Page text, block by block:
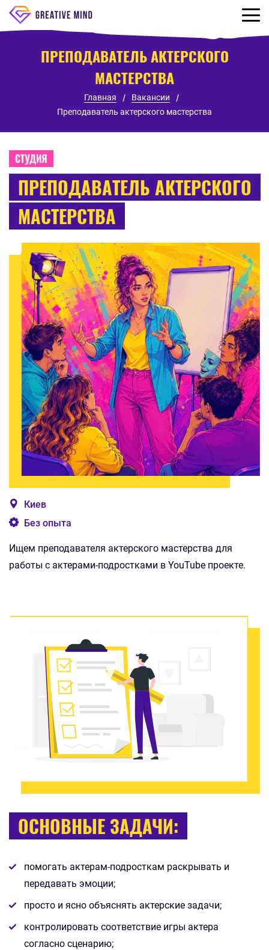
ПРЕПОДАВАТЕЛЬ АКТЕРСКОГО
МАСТЕРСТВА
Главная
Вакансии
Преподаватель актерского мастерства
СТУДИЯ
ПРЕПОДАВАТЕЛЬ АКТЕРСКОГО
МАСТЕРСТВА
Киев
Без опыта
Ищем преподавателя актерского мастерства для
работы с актерами-подростками в YouTube проекте.
ОСНОВНЫЕ ЗАДАЧИ:
помогать актерам-подросткам раскрывать и
передавать эмоции;
просто и ясно объяснять актерские задачи;
контролировать соответствие игры актера
согласно сценарию;